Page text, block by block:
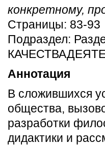
конкретному,
Страницы: 83-93
Подраздел:
Аннотация
В сложившихся
общества,
разработки
дидактики и